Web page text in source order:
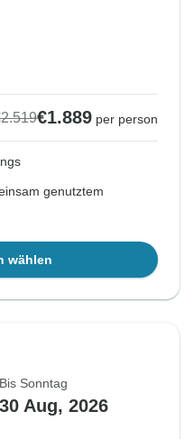
€1.889 per person
genutztem
wählen
Bis Sonntag
30 Aug, 2026